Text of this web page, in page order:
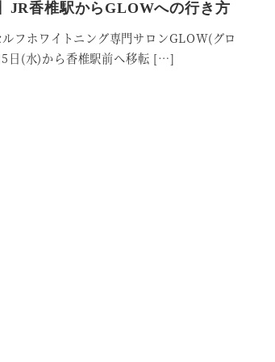
JR香椎駅からGLOWへの行き方
フホワイトニング専門サロンGLOW(グロ
5日(水)から香椎駅前へ移転 […]